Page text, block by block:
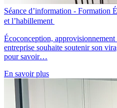
Séance d’information - Formation
et l’habillement
Écoconception,
entreprise souhaite soutenir son
pour savoir…
En savoir plus